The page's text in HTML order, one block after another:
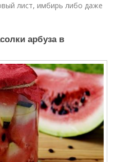
лист, имбирь либо даже
арбуза в